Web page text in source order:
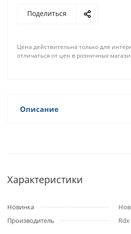
Поделиться
Цена действительна только для
отличаться от цен в розничных
Описание
Характеристики
Новинка
Производитель
Rdx